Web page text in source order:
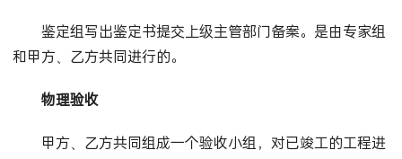
鉴定组写出鉴定书提交上级主管部门备案。是由专家组
和甲方、乙方共同进行的。
物理验收
甲方、乙方共同组成一个验收小组，对已竣工的工程进